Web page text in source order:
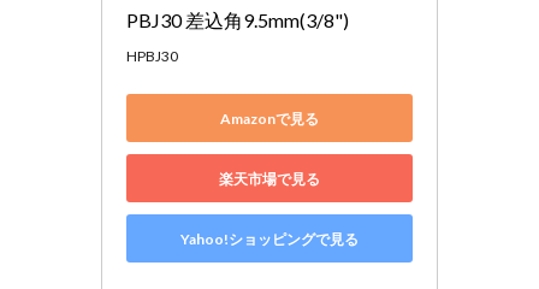
PBJ30 差込角9.5mm(3/8")
HPBJ30
Amazonで見る
楽天市場で見る
Yahoo!ショッピングで見る